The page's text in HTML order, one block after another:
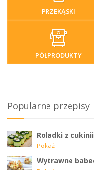
PRZEKĄSKI
PÓŁPRODUKTY
Popularne przepisy
Roladki z
Pokaż
Wytrawne